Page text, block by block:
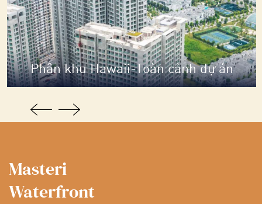
Phân khu Hawaii-Toàn cảnh dự án
Masteri
Waterfront